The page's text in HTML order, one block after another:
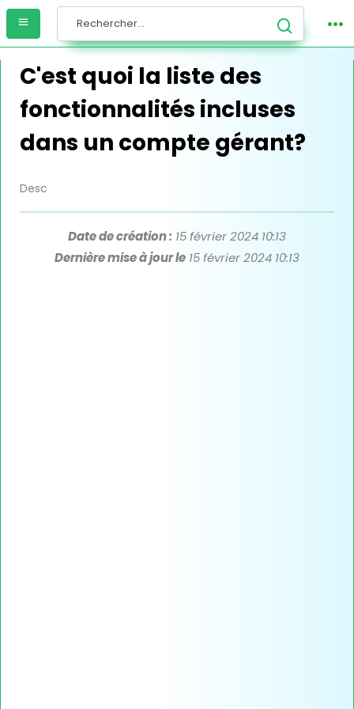
C'est quoi la liste des
fonctionnalités incluses
dans un compte gérant?
Desc
Date de création : 15 février 2024 10:13
Dernière mise à jour le 15 février 2024 10:13